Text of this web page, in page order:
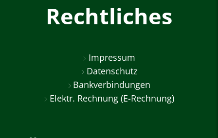
Rechtliches
Impressum
Datenschutz
Bankverbindungen
Elektr. Rechnung (E-Rechnung)